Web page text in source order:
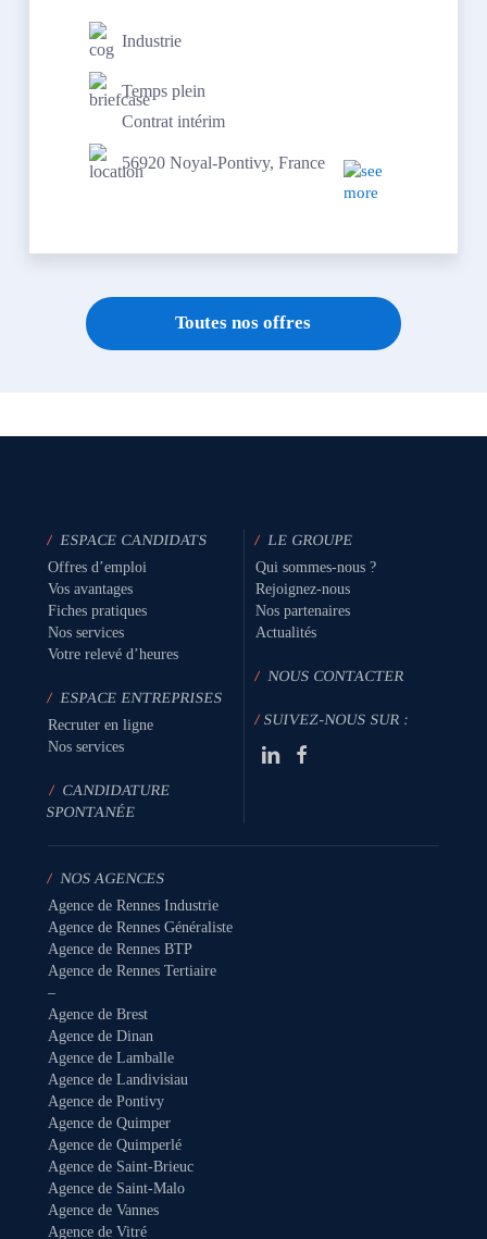
Industrie
Temps plein
Contrat intérim
56920 Noyal-Pontivy, France
Toutes nos offres
/ ESPACE CANDIDATS
Offres d’emploi
Vos avantages
Fiches pratiques
Nos services
Votre relevé d’heures
/ ESPACE ENTREPRISES
Recruter en ligne
Nos services
/ CANDIDATURE
SPONTANÉE
/ LE GROUPE
Qui sommes-nous ?
Rejoignez-nous
Nos partenaires
Actualités
/NOUS CONTACTER
/SUIVEZ-NOUS SUR :
/ NOS AGENCES
Agence de Rennes Industrie
Agence de Rennes Généraliste
Agence de Rennes BTP
Agence de Rennes Tertiaire
–
Agence de Brest
Agence de Dinan
Agence de Lamballe
Agence de Landivisiau
Agence de Pontivy
Agence de Quimper
Agence de Quimperlé
Agence de Saint-Brieuc
Agence de Saint-Malo
Agence de Vannes
Agence de Vitré